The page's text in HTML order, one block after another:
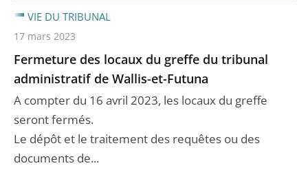
Fermeture des locaux du greffe du tribunal
administratif de Wallis-et-Futuna
A compter du 16 avril 2023, les locaux du greffe
seront fermés.
Le dépôt et le traitement des requêtes ou des
documents de...
VIE DU TRIBUNAL
17 mars 2023